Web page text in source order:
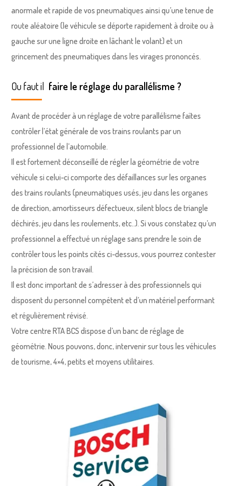
anormale et rapide de vos pneumatiques ainsi qu’une tenue de
route aléatoire (le véhicule se déporte rapidement à droite ou à
gauche sur une ligne droite en lâchant le volant) et un
grincement des pneumatiques dans les virages prononcés.
Ou faut il faire le réglage du parallélisme ?
Avant de procéder à un réglage de votre parallélisme faîtes
contrôler l’état générale de vos trains roulants par un
professionnel de l’automobile.
Il est fortement déconseillé de régler la géométrie de votre
véhicule si celui-ci comporte des défaillances sur les organes
des trains roulants (pneumatiques usés, jeu dans les organes
de direction, amortisseurs défectueux, silent blocs de triangle
déchirés, jeu dans les roulements, etc..). Si vous constatez qu’un
professionnel a effectué un réglage sans prendre le soin de
contrôler tous les points cités ci-dessus, vous pourrez contester
la précision de son travail.
Il est donc important de s’adresser à des professionnels qui
disposent du personnel compétent et d’un matériel performant
et régulièrement révisé.
Votre centre RTA BCS dispose d’un banc de réglage de
géométrie. Nous pouvons, donc, intervenir sur tous les véhicules
de tourisme, 4×4, petits et moyens utilitaires.